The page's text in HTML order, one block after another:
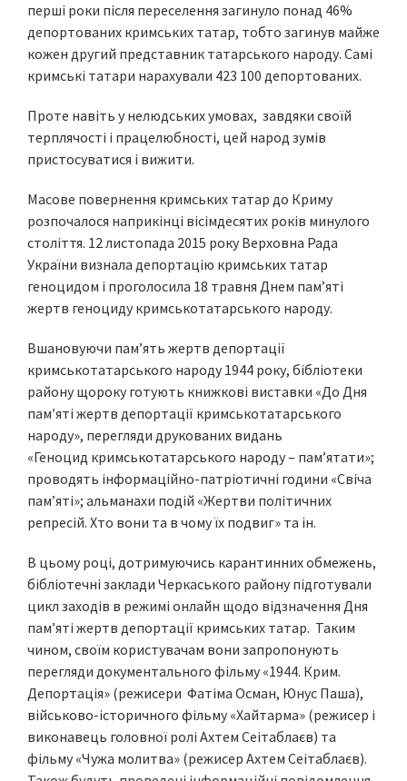
перші роки після переселення загинуло понад 46%
депортованих кримських татар, тобто загинув майже
кожен другий представник татарського народу. Самі
кримські татари нарахували 423 100 депортованих.
Проте навіть у нелюдських умовах, завдяки своїй
терплячості і працелюбності, цей народ зумів
пристосуватися і вижити.
Масове повернення кримських татар до Криму
розпочалося наприкінці вісімдесятих років минулого
століття. 12 листопада 2015 року Верховна Рада
України визнала депортацію кримських татар
геноцидом і проголосила 18 травня Днем пам’яті
жертв геноциду кримськотатарського народу.
Вшановуючи пам’ять жертв депортації
кримськотатарського народу 1944 року, бібліотеки
району щороку готують книжкові виставки «До Дня
пам′яті жертв депортації кримськотатарського
народу», перегляди друкованих видань
«Геноцид кримськотатарського народу – памʼятати»;
проводять інформаційно-патріотичні години «Свіча
пам’яті»; альманахи подій «Жертви політичних
репресій. Хто вони та в чому їх подвиг» та ін.
В цьому році, дотримуючись карантинних обмежень,
бібліотечні заклади Черкаського району підготували
цикл заходів в режимі онлайн щодо відзначення Дня
пам’яті жертв депортації кримських татар. Таким
чином, своїм користувачам вони запропонують
перегляди документального фільму «1944. Крим.
Депортація» (режисери Фатіма Осман, Юнус Паша),
військово-історичного фільму «Хайтарма» (режисер і
виконавець головної ролі Ахтем Сеітаблаєв) та
фільму «Чужа молитва» (режисер Ахтем Сеітаблаєв).